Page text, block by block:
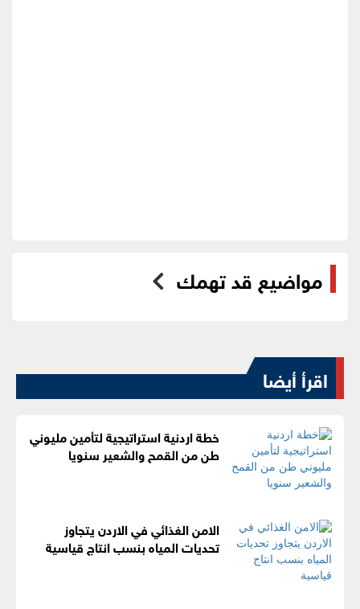
مواضيع قد تهمك
اقرأ أيضا
خطة اردنية استراتيجية لتأمين مليوني
طن من القمح والشعير سنويا
الامن الغذائي في الاردن يتجاوز
تحديات المياه بنسب انتاج قياسية